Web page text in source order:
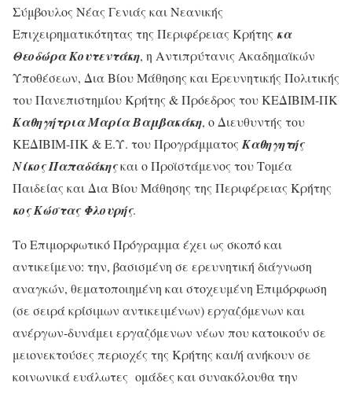
Σύμβουλος Νέας Γενιάς και Νεανικής
Επιχειρηματικότητας της Περιφέρειας Κρήτης κα
Θεοδώρα Κουτεντάκη, η Αντιπρύτανις Ακαδημαϊκών
Υποθέσεων, Δια Βίου Μάθησης και Ερευνητικής Πολιτικής
του Πανεπιστημίου Κρήτης & Πρόεδρος του ΚΕΔΙΒΙΜ-ΠΚ
Καθηγήτρια Μαρία Βαμβακάκη, ο Διευθυντής του
ΚΕΔΙΒΙΜ-ΠΚ & Ε.Υ. του ΠρογράμματοςΚαθηγητής
Νίκος Παπαδάκηςκαι ο Προϊστάμενος του Τομέα
Παιδείας και Δια Βίου Μάθησης της Περιφέρειας Κρήτης
κος Κώστας Φλουρής.
Το Επιμορφωτικό Πρόγραμμα έχει ως σκοπό και
αντικείμενο: την, βασισμένη σε ερευνητική διάγνωση
αναγκών, θεματοποιημένη και στοχευμένη Επιμόρφωση
(σε σειρά κρίσιμων αντικειμένων) εργαζόμενων και
ανέργων-δυνάμει εργαζόμενων νέων που κατοικούν σε
μειονεκτούσες περιοχές της Κρήτης και/ή ανήκουν σε
κοινωνικά ευάλωτες ομάδες και συνακόλουθα την